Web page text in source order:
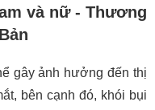
và nữ - Thương
gây ảnh hưởng đến thị
bên cạnh đó, khói bụi